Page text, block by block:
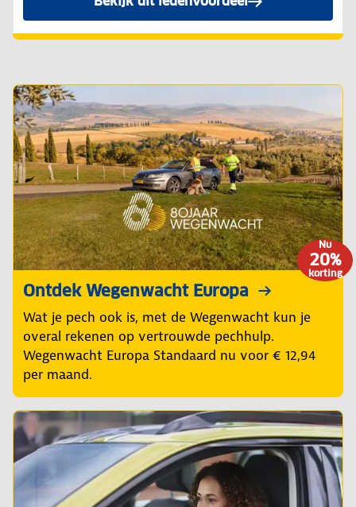
Nu
20%
korting
Ontdek Wegenwacht Europa
Wat je pech ook is, met de Wegenwacht kun je
overal rekenen op vertrouwde pechhulp.
Wegenwacht Europa Standaard nu voor € 12,94
per maand.